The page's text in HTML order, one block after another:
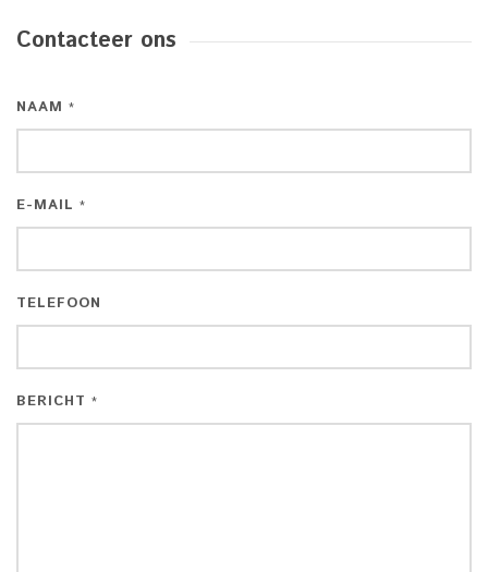
Contacteer ons
NAAM *
E-MAIL *
TELEFOON
BERICHT *